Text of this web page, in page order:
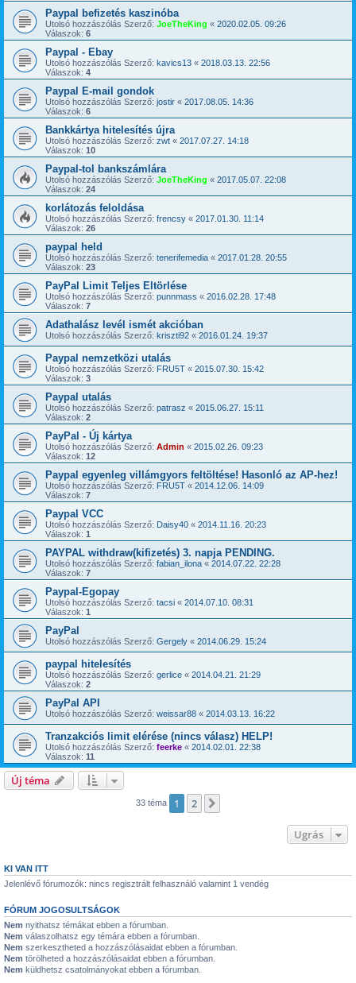
Paypal befizetés kaszinóba
Utolsó hozzászólás Szerző: JoeTheKing « 2020.02.05. 09:26
Válaszok: 6
Paypal - Ebay
Utolsó hozzászólás Szerző: kavics13 « 2018.03.13. 22:56
Válaszok: 4
Paypal E-mail gondok
Utolsó hozzászólás Szerző: jostir « 2017.08.05. 14:36
Válaszok: 6
Bankkártya hitelesítés újra
Utolsó hozzászólás Szerző: zwt « 2017.07.27. 14:18
Válaszok: 10
Paypal-tol bankszámlára
Utolsó hozzászólás Szerző: JoeTheKing « 2017.05.07. 22:08
Válaszok: 24
korlátozás feloldása
Utolsó hozzászólás Szerző: frencsy « 2017.01.30. 11:14
Válaszok: 26
paypal held
Utolsó hozzászólás Szerző: tenerifemedia « 2017.01.28. 20:55
Válaszok: 23
PayPal Limit Teljes Eltörlése
Utolsó hozzászólás Szerző: punnmass « 2016.02.28. 17:48
Válaszok: 7
Adathalász levél ismét akcióban
Utolsó hozzászólás Szerző: kriszti92 « 2016.01.24. 19:37
Paypal nemzetközi utalás
Utolsó hozzászólás Szerző: FRU5T « 2015.07.30. 15:42
Válaszok: 3
Paypal utalás
Utolsó hozzászólás Szerző: patrasz « 2015.06.27. 15:11
Válaszok: 2
PayPal - Új kártya
Utolsó hozzászólás Szerző: Admin « 2015.02.26. 09:23
Válaszok: 12
Paypal egyenleg villámgyors feltöltése! Hasonló az AP-hez!
Utolsó hozzászólás Szerző: FRU5T « 2014.12.06. 14:09
Válaszok: 7
Paypal VCC
Utolsó hozzászólás Szerző: Daisy40 « 2014.11.16. 20:23
Válaszok: 1
PAYPAL withdraw(kifizetés) 3. napja PENDING.
Utolsó hozzászólás Szerző: fabian_ilona « 2014.07.22. 22:28
Válaszok: 7
Paypal-Egopay
Utolsó hozzászólás Szerző: tacsi « 2014.07.10. 08:31
Válaszok: 1
PayPal
Utolsó hozzászólás Szerző: Gergely « 2014.06.29. 15:24
paypal hitelesítés
Utolsó hozzászólás Szerző: gerlice « 2014.04.21. 21:29
Válaszok: 2
PayPal API
Utolsó hozzászólás Szerző: weissar88 « 2014.03.13. 16:22
Tranzakciós limit elérése (nincs válasz) HELP!
Utolsó hozzászólás Szerző: feerke « 2014.02.01. 22:38
Válaszok: 11
Új téma
33 téma 1 2
Ugrás
KI VAN ITT
Jelenlévő fórumozók: nincs regisztrált felhasználó valamint 1 vendég
FÓRUM JOGOSULTSÁGOK
Nem nyithatsz témákat ebben a fórumban.
Nem válaszolhatsz egy témára ebben a fórumban.
Nem szerkesztheted a hozzászólásaidat ebben a fórumban.
Nem törölheted a hozzászólásaidat ebben a fórumban.
Nem küldhetsz csatolmányokat ebben a fórumban.